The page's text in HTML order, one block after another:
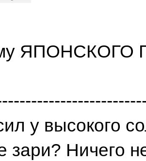
ЯПОНСКОГО
у высокого
зари? Ничего